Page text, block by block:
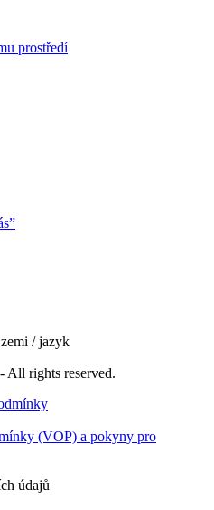
prostředí
/ jazyk
- All rights reserved.
(VOP) a pokyny pro
údajů